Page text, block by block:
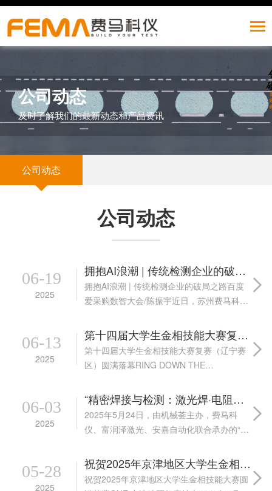
公司动态
及时了解我们的最新动态和产品资讯
公司动态
公司动态
06-19
2025
拥抱AI浪潮 | 传统检测企业的破局之路
拥抱AI浪潮 | 传统检测企业的破局之路百度
爱采购数智大会/陈振宇近日，苏州费马科仪
出席百度爱采购数智大会，分享了公司在AI
浪潮下的实践与思考。作为深耕检测仪器
行...
06-13
2025
第十四届大学生金相技能大赛复赛（辽宁赛区）圆满落幕
第十四届大学生金相技能大赛复赛（辽宁赛
区）圆满落幕RING DOWN THE
育厅主办，辽宁工程技术大学承办的第五届
辽宁省大学生金相技能大赛暨第十四届...
06-03
2025
“精密焊接与检测：激光焊·电阻焊·金相分析” 技术交流活动成功举办
2025年5月24日，由机械荟主办，费马科
仪、富润泽激光、安嘉自动化联合承办的“精
坛圆满成功。我司总经理陈振宇作了“如何用
金相法进行焊接检测？”的技术分享。本...
05-28
2025
祝贺2025年京津地区大学生金相技能大赛圆满落幕
祝贺2025年京津地区大学生金相技能大赛圆